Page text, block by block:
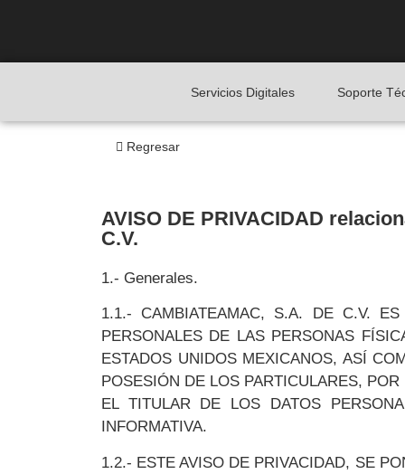
Servicios Digitales Soporte
Regresar
AVISO DE PRIVACIDAD
C.V.
1.- Generales.
1.1.- CAMBIATEAMAC, S.A. DE C.V.
PERSONALES DE LAS PERSONAS
ESTADOS UNIDOS MEXICANOS, ASÍ
POSESIÓN DE LOS PARTICULARES,
EL TITULAR DE LOS DATOS
INFORMATIVA.
1.2.- ESTE AVISO DE PRIVACIDAD, SE